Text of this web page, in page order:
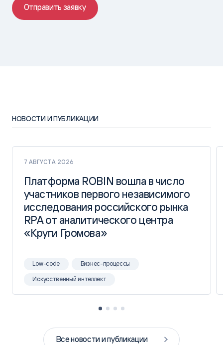
Отправить заявку
НОВОСТИ И ПУБЛИКАЦИИ
7 АВГУСТА 2026
Платформа ROBIN вошла в число
участников первого независимого
исследования российского рынка
RPA от аналитического центра
«Круги Громова»
Платформа ROBIN вошла в число
участников первого независимого
исследования российского рынка
RPA от аналитического центра
«Круги Громова»
Low-code Бизнес-процессы
Искусственный интеллект
Все новости и публикации